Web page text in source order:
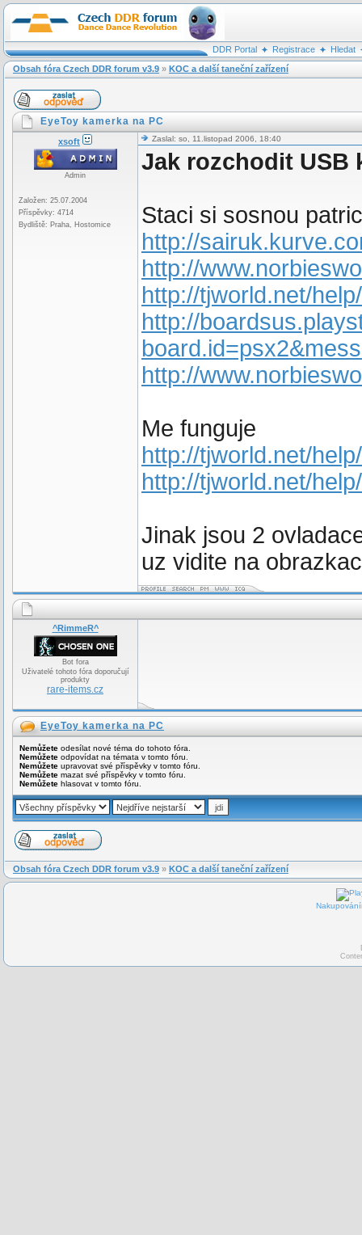
DDR Portal Registrace
Hledat
Obsah fóra Czech DDR forum v3.9 » KOC a další taneční zařízení
EyeToy kamerka na PC
xsoft
Admin
Založen: 25.07.2004
Příspěvky: 4714
Bydliště: Praha, Hostomice
Zaslal: so, 11.listopad 2006, 18:40
Jak rozchodit USB
Staci si sosnou
http://
http://
http://tjworld.net/
http://
http://
Me funguje
http://tjworld.net/
http://tjworld.net/
Jinak jsou 2
uz vidite na
^RimmeR^
Bot fora
Uživatelé tohoto fóra doporučují
produkty
rare-items.cz
EyeToy kamerka na PC
Nemůžete odesílat nové téma do tohoto fóra.
Nemůžete odpovídat na témata v tomto fóru.
Nemůžete upravovat své příspěvky v tomto fóru.
Nemůžete mazat své příspěvky v tomto fóru.
Nemůžete hlasovat v tomto fóru.
Obsah fóra Czech DDR forum v3.9 » KOC a další taneční zařízení